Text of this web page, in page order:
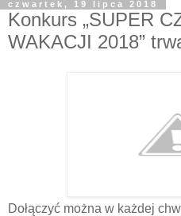
czwartek, 19 lipca 2018
Konkurs „SUPER
WAKACJI 2018”
Dołączyć można w każdej